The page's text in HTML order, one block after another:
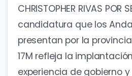
CHRISTOPHER RIVAS POR
candidatura que los
presentan por la
17M refleja la
experiencia de gobierno